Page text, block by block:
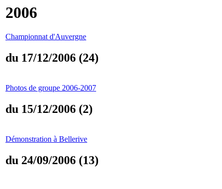
2006
Championnat d'Auvergne
du 17/12/2006 (24)
Photos de groupe 2006-2007
du 15/12/2006 (2)
Démonstration à Bellerive
du 24/09/2006 (13)